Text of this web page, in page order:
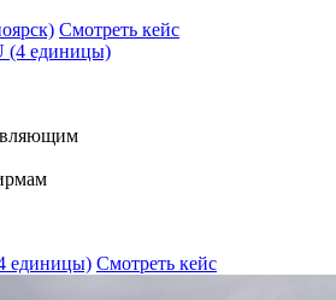
Смотреть кейс
единицы) Смотреть кейс